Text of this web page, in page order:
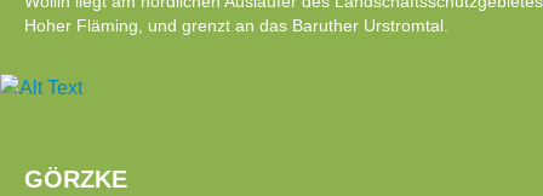
Hoher Fläming, und grenzt an das Baruther Urstromtal.
GÖRZKE